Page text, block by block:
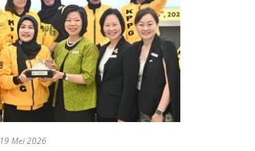
19 Mei 2026